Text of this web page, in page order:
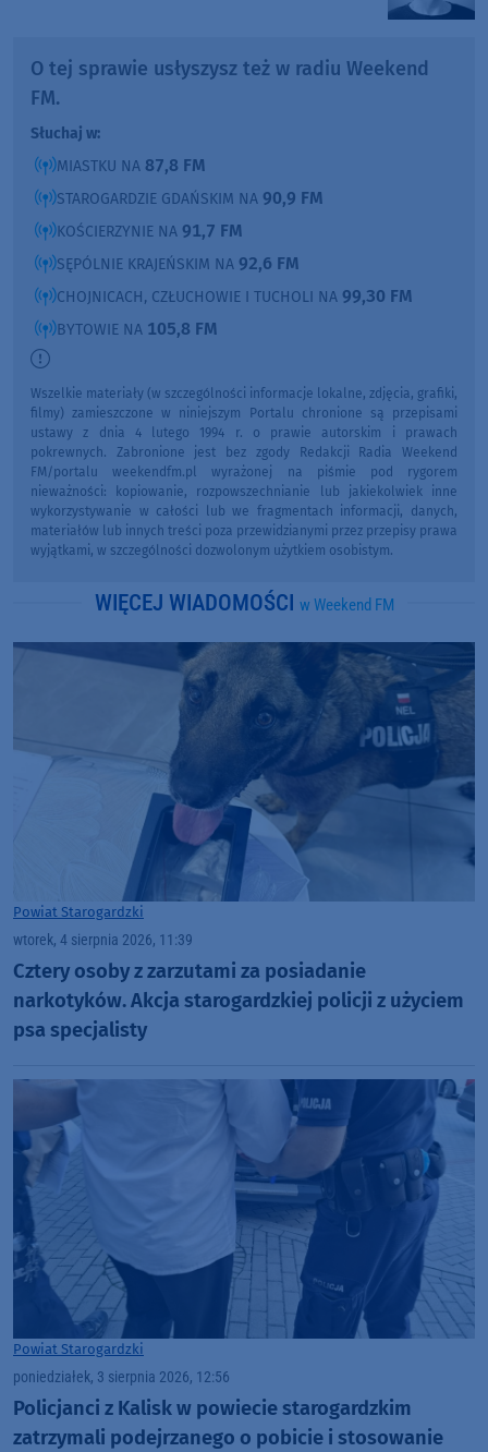
O tej sprawie usłyszysz też w radiu Weekend
FM.
Słuchaj w:
MIASTKU NA 87,8 FM
STAROGARDZIE GDAŃSKIM NA 90,9 FM
KOŚCIERZYNIE NA 91,7 FM
SĘPÓLNIE KRAJEŃSKIM NA 92,6 FM
CHOJNICACH, CZŁUCHOWIE I TUCHOLI NA 99,30 FM
BYTOWIE NA 105,8 FM
Wszelkie materiały (w szczególności informacje lokalne, zdjęcia, grafiki,
filmy) zamieszczone w niniejszym Portalu chronione są przepisami
ustawy z dnia 4 lutego 1994 r. o prawie autorskim i prawach
pokrewnych. Zabronione jest bez zgody Redakcji Radia Weekend
FM/portalu weekendfm.pl wyrażonej na piśmie pod rygorem
nieważności: kopiowanie, rozpowszechnianie lub jakiekolwiek inne
wykorzystywanie w całości lub we fragmentach informacji, danych,
materiałów lub innych treści poza przewidzianymi przez przepisy prawa
wyjątkami, w szczególności dozwolonym użytkiem osobistym.
WIĘCEJ WIADOMOŚCI w Weekend FM
Powiat Starogardzki
wtorek, 4 sierpnia 2026, 11:39
Cztery osoby z zarzutami za posiadanie
narkotyków. Akcja starogardzkiej policji z użyciem
psa specjalisty
Powiat Starogardzki
poniedziałek, 3 sierpnia 2026, 12:56
Policjanci z Kalisk w powiecie starogardzkim
zatrzymali podejrzanego o pobicie i stosowanie